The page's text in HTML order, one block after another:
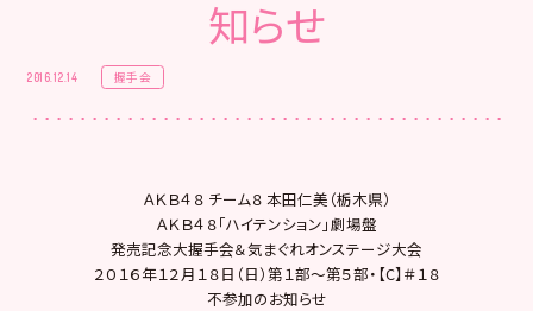
知らせ
2016.12.14 握手会
ＡＫＢ４８ チーム８ 本田仁美（栃木県）
ＡＫＢ４８「ハイテンション」劇場盤
発売記念大握手会＆気まぐれオンステージ大会
２０１６年１２月１８日（日）第１部〜第５部・【C】＃１８
不参加のお知らせ